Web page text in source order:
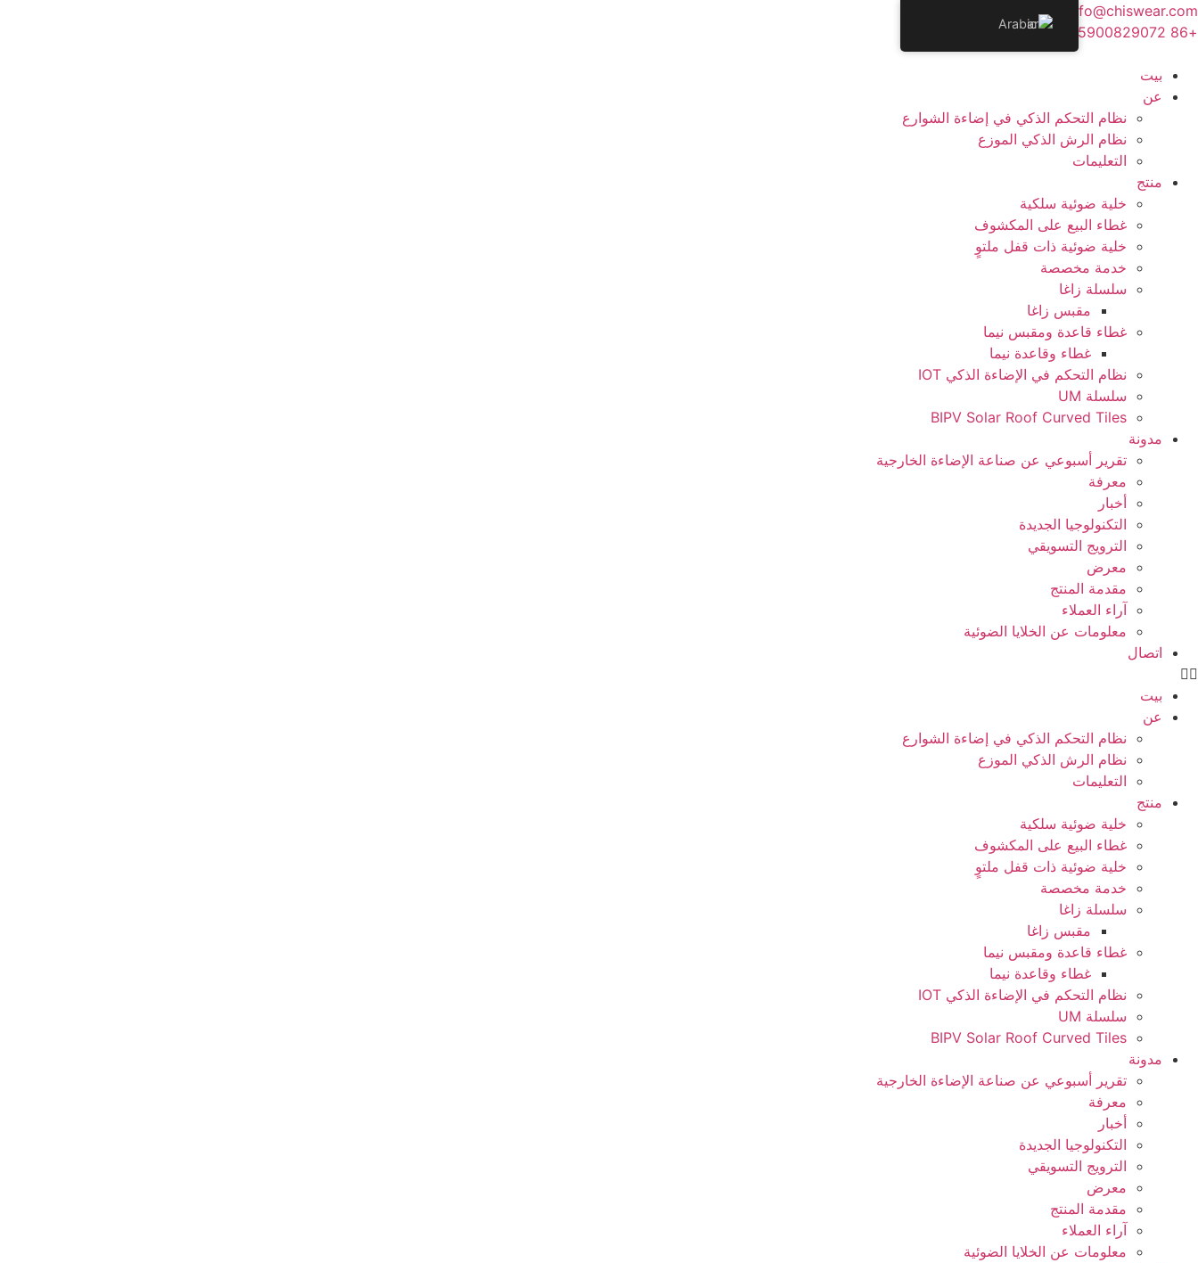
انتقل
إلى
info@chiswear.com
+86 15900829072
بيت
عن
نظام التحكم الذكي في إضاءة الشوارع
نظام الرش الذكي الموزع
التعليمات
منتج
خلية ضوئية سلكية
غطاء البيع على المكشوف
خلية ضوئية ذات قفل ملتوٍ
خدمة مخصصة
سلسلة زاغا
مقبس زاغا
غطاء قاعدة ومقبس نيما
غطاء وقاعدة نيما
نظام التحكم في الإضاءة الذكي IOT
سلسلة UM
BIPV Solar Roof Curved Tiles
مدونة
تقرير أسبوعي عن صناعة الإضاءة الخارجية
معرفة
أخبار
التكنولوجيا الجديدة
الترويج التسويقي
معرض
مقدمة المنتج
آراء العملاء
معلومات عن الخلايا الضوئية
اتصال
بيت
عن
نظام التحكم الذكي في إضاءة الشوارع
نظام الرش الذكي الموزع
التعليمات
منتج
خلية ضوئية سلكية
غطاء البيع على المكشوف
خلية ضوئية ذات قفل ملتوٍ
خدمة مخصصة
سلسلة زاغا
مقبس زاغا
غطاء قاعدة ومقبس نيما
غطاء وقاعدة نيما
نظام التحكم في الإضاءة الذكي IOT
سلسلة UM
BIPV Solar Roof Curved Tiles
مدونة
تقرير أسبوعي عن صناعة الإضاءة الخارجية
معرفة
أخبار
التكنولوجيا الجديدة
الترويج التسويقي
معرض
مقدمة المنتج
آراء العملاء
معلومات عن الخلايا الضوئية
Arabic